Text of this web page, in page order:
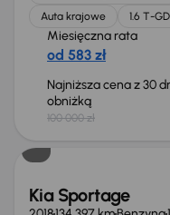
Auta krajowe
1.6 T-
Miesięczna rata
od 583 zł
Najniższa cena z 30
obniżką
100 000 zł
Kia Sportage